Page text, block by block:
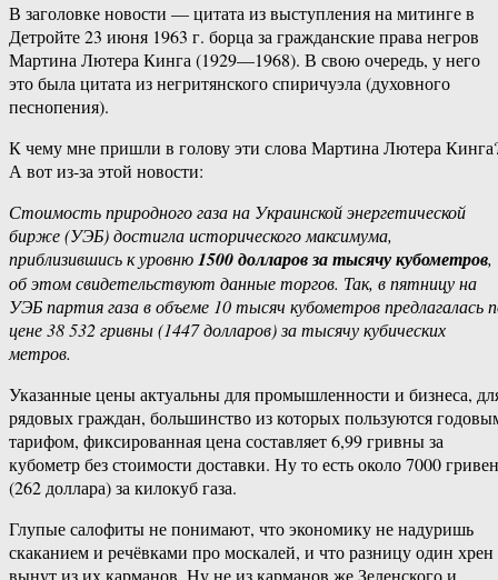
В заголовке новости — цитата из выступления на митинге в
Детройте 23 июня 1963 г. борца за гражданские права негров
Мартина Лютера Кинга (1929—1968). В свою очередь, у него
это была цитата из негритянского спиричуэла (духовного
песнопения).
К чему мне пришли в голову эти слова Мартина Лютера
А вот из-за этой новости:
Стоимость природного газа на Украинской энергетической
бирже (УЭБ) достигла исторического максимума,
приблизившись к уровню1500 долларов за тысячу кубометров,
об этом свидетельствуют данные торгов. Так, в пятницу на
УЭБ партия газа в объеме 10 тысяч кубометров предлагалась
цене 38 532 гривны (1447 долларов) за тысячу кубических
метров.
Указанные цены актуальны для промышленности и бизнеса,
рядовых граждан, большинство из которых пользуются
тарифом, фиксированная цена составляет 6,99 гривны за
кубометр без стоимости доставки. Ну то есть около 7000
(262 доллара) за килокуб газа.
Глупые салофиты не понимают, что экономику не надуришь
скаканием и речёвками про москалей, и что разницу один хрен